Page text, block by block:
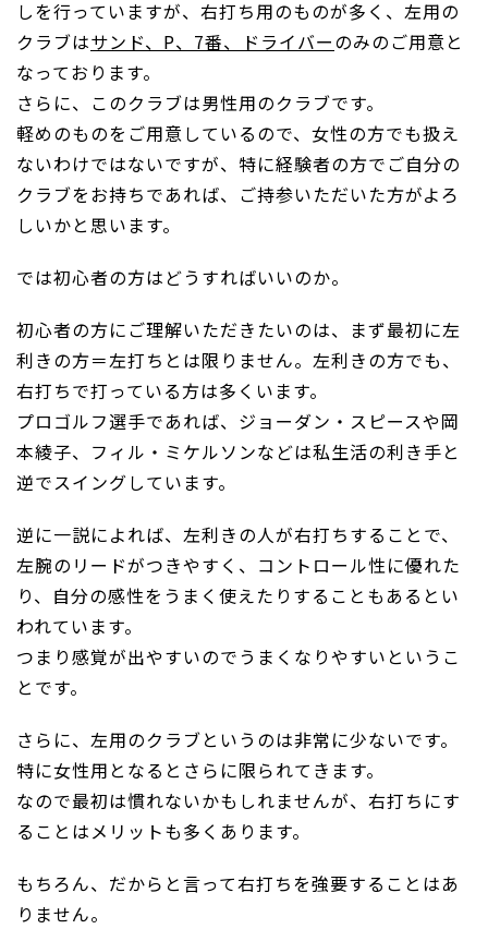
しを行っていますが、右打ち用のものが多く、左用の
クラブはサンド、P、7番、ドライバーのみのご用意と
なっております。
さらに、このクラブは男性用のクラブです。
軽めのものをご用意しているので、女性の方でも扱え
ないわけではないですが、特に経験者の方でご自分の
クラブをお持ちであれば、ご持参いただいた方がよろ
しいかと思います。
では初心者の方はどうすればいいのか。
初心者の方にご理解いただきたいのは、まず最初に左
利きの方＝左打ちとは限りません。左利きの方でも、
右打ちで打っている方は多くいます。
プロゴルフ選手であれば、ジョーダン・スピースや岡
本綾子、フィル・ミケルソンなどは私生活の利き手と
逆でスイングしています。
逆に一説によれば、左利きの人が右打ちすることで、
左腕のリードがつきやすく、コントロール性に優れた
り、自分の感性をうまく使えたりすることもあるとい
われています。
つまり感覚が出やすいのでうまくなりやすいというこ
とです。
さらに、左用のクラブというのは非常に少ないです。
特に女性用となるとさらに限られてきます。
なので最初は慣れないかもしれませんが、右打ちにす
ることはメリットも多くあります。
もちろん、だからと言って右打ちを強要することはあ
りません。